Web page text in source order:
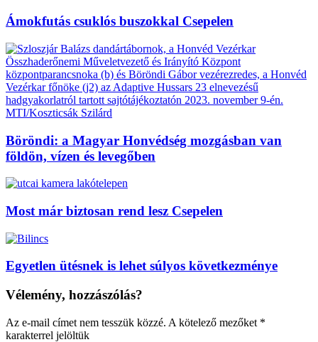
Ámokfutás csuklós buszokkal Csepelen
Böröndi: a Magyar Honvédség mozgásban van
földön, vízen és levegőben
Most már biztosan rend lesz Csepelen
Egyetlen ütésnek is lehet súlyos következménye
Vélemény, hozzászólás?
Az e-mail címet nem tesszük közzé. A kötelező mezőket *
karakterrel jelöltük